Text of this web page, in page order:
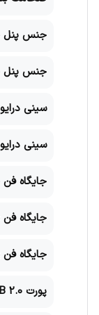
جنس پنل
جنس پنل
سینی درایو 3/5اینچی
سینی درایو2/5اینچی
جایگاه
جایگاه
جایگاه
پورت USB 2.0